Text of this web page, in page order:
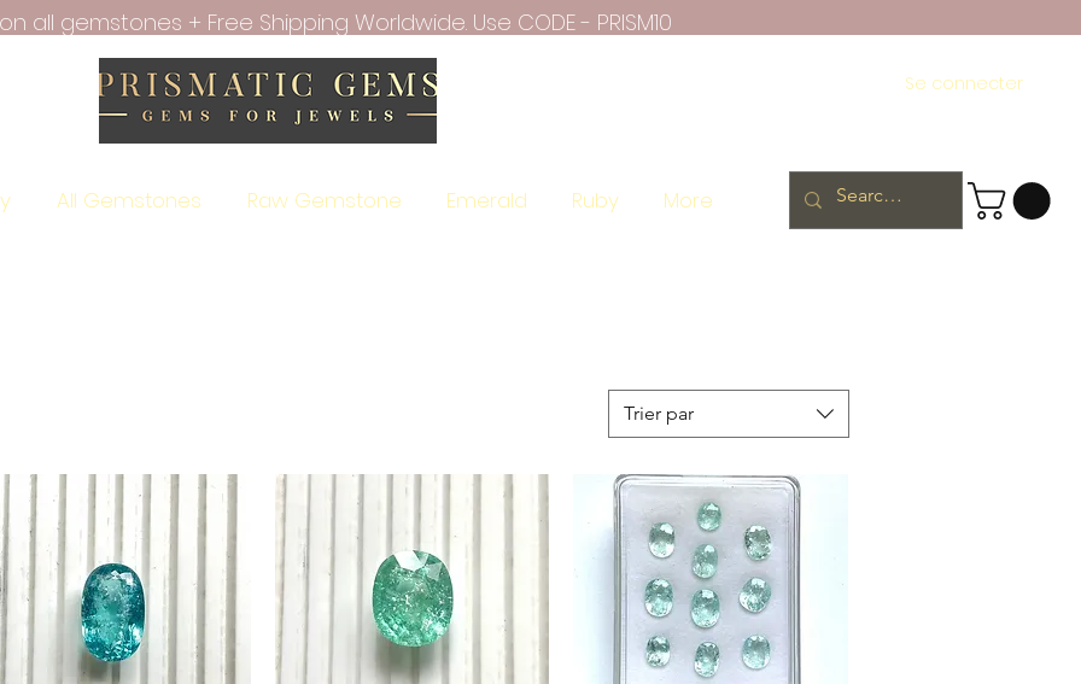
all gemstones + Free Shipping Worldwide. Use CODE - PRISM10
Se connecter
All Gemstones Raw Gemstone Emerald Ruby More
Trier par